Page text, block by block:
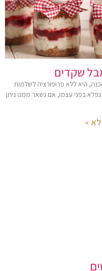
שקדים
היא ללא פרופורציה לשלמות
בפני עצמו, אם נשאר ממנו ניתן
»